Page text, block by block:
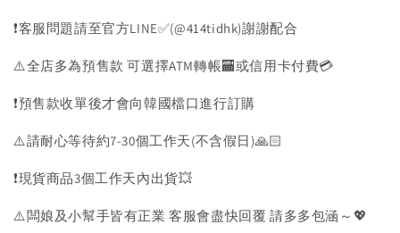
❗️客服問題請至官方LINE✅(@414tidhk)謝謝配合
⚠️全店多為預售款 可選擇ATM轉帳🏧或信用卡付費💳
❗️預售款收單後才會向韓國檔口進行訂購
⚠️請耐心等待約7-30個工作天(不含假日)🙏🏻
❗️現貨商品3個工作天內出貨💥
⚠️闆娘及小幫手皆有正業 客服會盡快回覆 請多多包涵～💖